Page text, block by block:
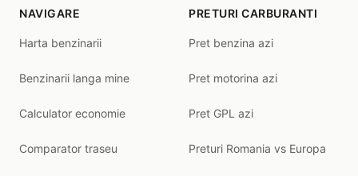
NAVIGARE
Harta benzinarii
Benzinarii langa mine
Calculator economie
Comparator traseu
PRETURI CARBURANTI
Pret benzina azi
Pret motorina azi
Pret GPL azi
Preturi Romania vs Europa